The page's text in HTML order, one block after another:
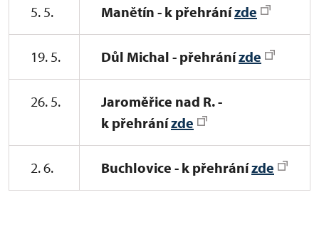
5. 5. Manětín - k přehránízde
19. 5. Důl Michal - přehránízde
26. 5.
Jaroměřice nad R. -
k přehránízde
2. 6. Buchlovice - k přehránízde